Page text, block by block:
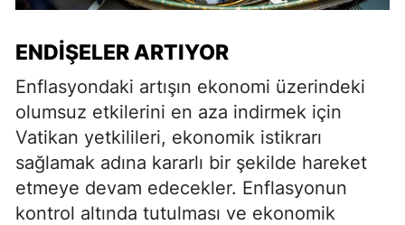
ENDIŞELER ARTIYOR
Enflasyondaki artışın ekonomi üzerindeki
olumsuz etkilerini en aza indirmek için
Vatikan yetkilileri, ekonomik istikrarı
sağlamak adına kararlı bir şekilde hareket
etmeye devam edecekler. Enflasyonun
kontrol altında tutulması ve ekonomik